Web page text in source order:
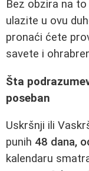
Bez obzira na
ulazite u ovu
pronaći ćete
savete i
Šta
poseban
Uskršnji ili
punih 48 dana,
kalendaru